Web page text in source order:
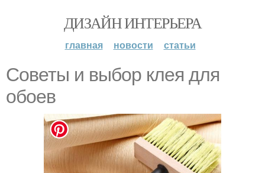
ДИЗАЙН ИНТЕРЬЕРА
главная новости статьи
Советы и выбор клея для
обоев